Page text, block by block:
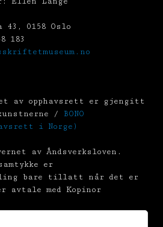
43, 0158 Oslo
183
av opphavsrett er gjengitt
/ BONO
i Norge)
av Åndsverksloven.
er
bare tillatt når det er
med Kopinor